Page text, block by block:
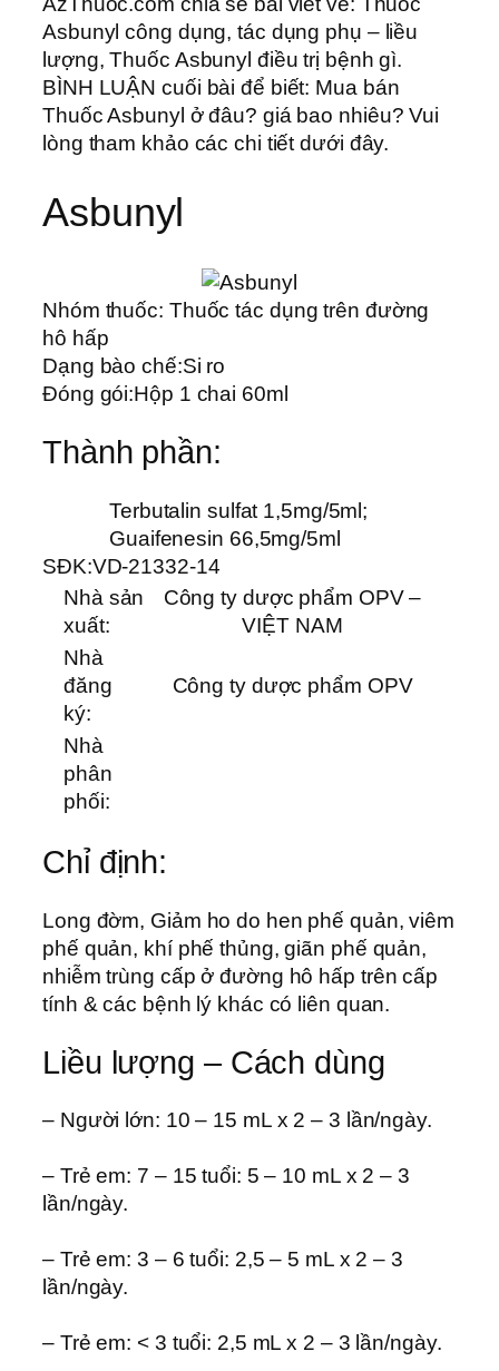
Asbunyl công dụng, tác dụng phụ – liều
lượng, Thuốc Asbunyl điều trị bệnh gì.
BÌNH LUẬN cuối bài để biết: Mua bán
Thuốc Asbunyl ở đâu? giá bao nhiêu? Vui
lòng tham khảo các chi tiết dưới đây.
Asbunyl
Nhóm thuốc: Thuốc tác dụng trên đường
hô hấp
Dạng bào chế:Si ro
Đóng gói:Hộp 1 chai 60ml
Thành phần:
Terbutalin sulfat 1,5mg/5ml;
Guaifenesin 66,5mg/5ml
SĐK:VD-21332-14
Nhà sản
xuất:
Công ty dược phẩm OPV –
VIỆT NAM
Nhà
đăng
ký:
Công ty dược phẩm OPV
Nhà
phân
phối:
Chỉ định:
Long đờm, Giảm ho do hen phế quản, viêm
phế quản, khí phế thủng, giãn phế quản,
nhiễm trùng cấp ở đường hô hấp trên cấp
tính & các bệnh lý khác có liên quan.
Liều lượng – Cách dùng
– Người lớn: 10 – 15 mL x 2 – 3 lần/ngày.
– Trẻ em: 7 – 15 tuổi: 5 – 10 mL x 2 – 3
lần/ngày.
– Trẻ em: 3 – 6 tuổi: 2,5 – 5 mL x 2 – 3
lần/ngày.
– Trẻ em: < 3 tuổi: 2,5 mL x 2 – 3 lần/ngày.